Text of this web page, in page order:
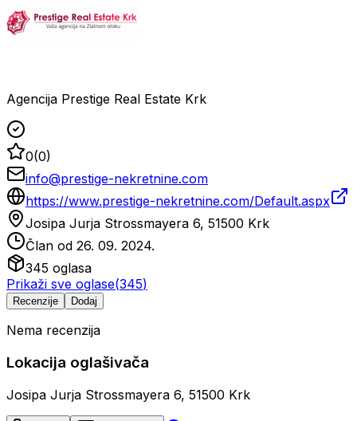
Agencija Prestige Real Estate Krk
0(0)
info@prestige-nekretnine.com
https://www.prestige-nekretnine.com/Default.aspx
Josipa Jurja Strossmayera 6, 51500 Krk
Član od 26. 09. 2024.
345 oglasa
Prikaži sve oglase(345)
Recenzije Dodaj
Nema recenzija
Lokacija oglašivača
Josipa Jurja Strossmayera 6, 51500 Krk